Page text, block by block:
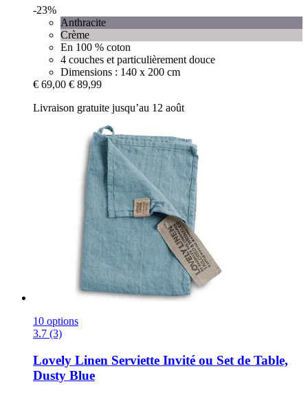
-23%
Anthracite
Crème
En 100 % coton
4 couches et particulièrement douce
Dimensions : 140 x 200 cm
€ 69,00 € 89,99
Livraison gratuite jusqu’au 12 août
10 options
3.7 (3)
Lovely Linen Serviette Invité ou Set de Table,
Dusty Blue